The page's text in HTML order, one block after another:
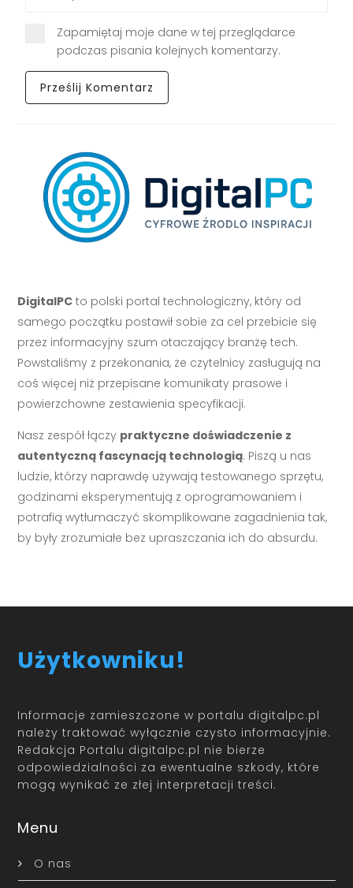
Zapamiętaj moje dane w tej przeglądarce
podczas pisania kolejnych komentarzy.
DigitalPC to polski portal technologiczny, który od
samego początku postawił sobie za cel przebicie się
przez informacyjny szum otaczający branżę tech.
Powstaliśmy z przekonania, że czytelnicy zasługują na
coś więcej niż przepisane komunikaty prasowe i
powierzchowne zestawienia specyfikacji.
Nasz zespół łączy praktyczne doświadczenie z
autentyczną fascynacją technologią. Piszą u nas
ludzie, którzy naprawdę używają testowanego sprzętu,
godzinami eksperymentują z oprogramowaniem i
potrafią wytłumaczyć skomplikowane zagadnienia tak,
by były zrozumiałe bez upraszczania ich do absurdu.
Użytkowniku!
Informacje zamieszczone w portalu digitalpc.pl
należy traktować wyłącznie czysto informacyjnie.
Redakcja Portalu digitalpc.pl nie bierze
odpowiedzialności za ewentualne szkody, które
mogą wynikać ze złej interpretacji treści.
Menu
O nas